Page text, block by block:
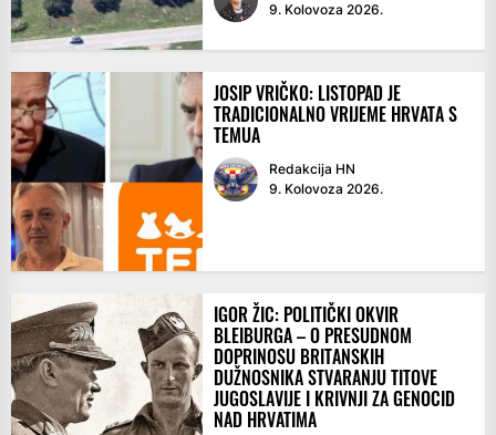
9. Kolovoza 2026.
JOSIP VRIČKO: LISTOPAD JE
TRADICIONALNO VRIJEME HRVATA S
TEMUA
Redakcija HN
9. Kolovoza 2026.
IGOR ŽIC: POLITIČKI OKVIR
BLEIBURGA – O PRESUDNOM
DOPRINOSU BRITANSKIH
DUŽNOSNIKA STVARANJU TITOVE
JUGOSLAVIJE I KRIVNJI ZA GENOCID
NAD HRVATIMA